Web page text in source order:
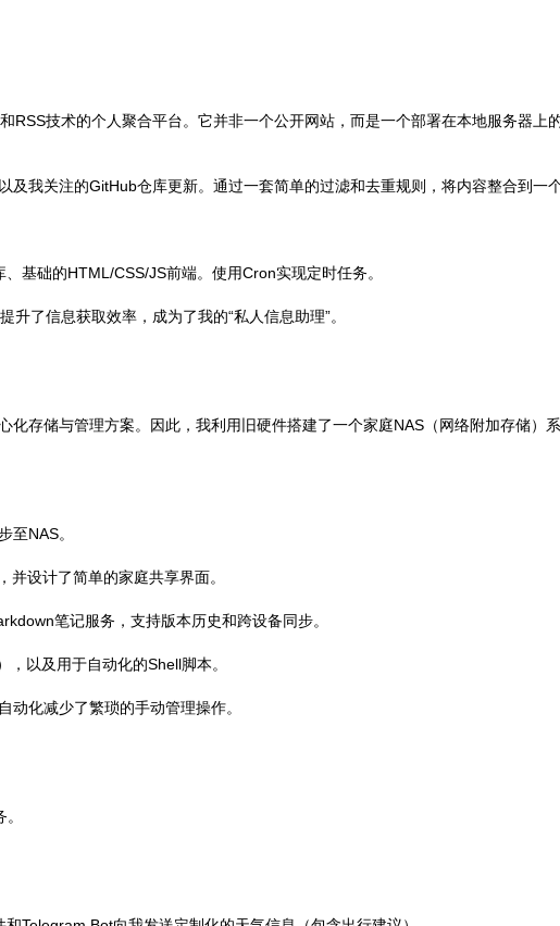
技术的个人聚合平台。它并非一个公开网站，而是一个部署在本地服务器上
及我关注的GitHub仓库更新。通过一套简单的过滤和去重规则，将内容整合到一
基础的HTML/CSS/JS前端。使用Cron实现定时任务。
了信息获取效率，成为了我的“私人信息助理”。
存储与管理方案。因此，我利用旧硬件搭建了一个家庭NAS（网络附加存储）
至NAS。
并设计了简单的家庭共享界面。
笔记服务，支持版本历史和跨设备同步。
以及用于自动化的Shell脚本。
化减少了繁琐的手动管理操作。